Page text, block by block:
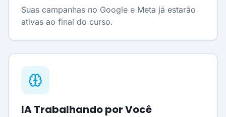
Suas campanhas no Google e Meta já estarão
ativas ao final do curso.
IA Trabalhando por Você